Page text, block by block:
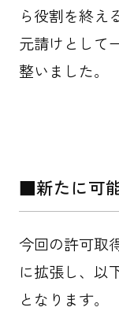
ら役割を終え
元請けとして
整いました。
■新たに可
今回の許可取
に拡張し、以
となります。